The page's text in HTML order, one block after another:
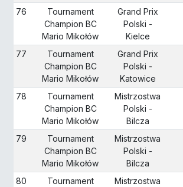
76
Tournament
Champion BC
Mario Mikołów
Grand Prix
Polski -
Kielce
77
Tournament
Champion BC
Mario Mikołów
Grand Prix
Polski -
Katowice
78
Tournament
Champion BC
Mario Mikołów
Mistrzostwa
Polski -
Bilcza
79
Tournament
Champion BC
Mario Mikołów
Mistrzostwa
Polski -
Bilcza
80
Tournament
Mistrzostwa